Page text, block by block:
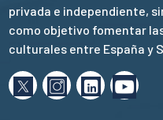
privada e independiente,
como objetivo fomentar
culturales entre España y